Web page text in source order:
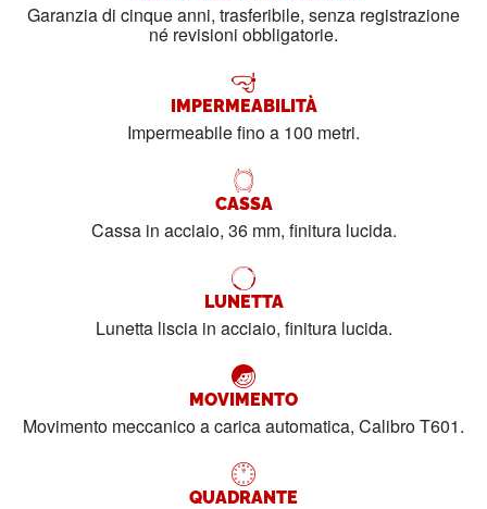
Garanzia di cinque anni, trasferibile, senza registrazione
né revisioni obbligatorie.
IMPERMEABILITÀ
Impermeabile fino a 100 metri.
CASSA
Cassa in acciaio, 36 mm, finitura lucida.
LUNETTA
Lunetta liscia in acciaio, finitura lucida.
MOVIMENTO
Movimento meccanico a carica automatica, Calibro T601.
QUADRANTE